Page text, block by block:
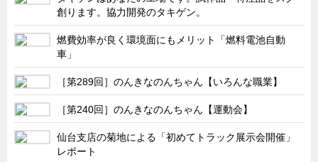
農業関連
半導体製造装置関連
共同溝・無電柱化関連
サーバーラック・エンクロジャー
特装車・バス・トラック関連
フリーザー・フードマシナリー関連
創ります。協力開発のタキゲン。
燃費効率が良く環境面にもメリット「燃料電池自動
車」
［第289回］のんきなのんちゃん【いろんな職業】
［第240回］のんきなのんちゃん【運動会】
仙台支店の菊地による「初めてトラック展示会開催」
レポート